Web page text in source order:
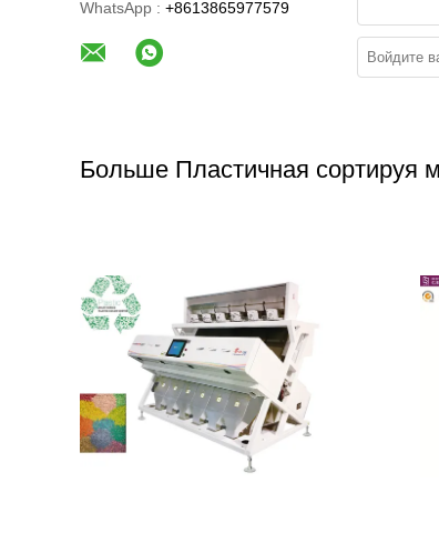
WhatsApp : +8613865977579
Больше Пластичная сортируя